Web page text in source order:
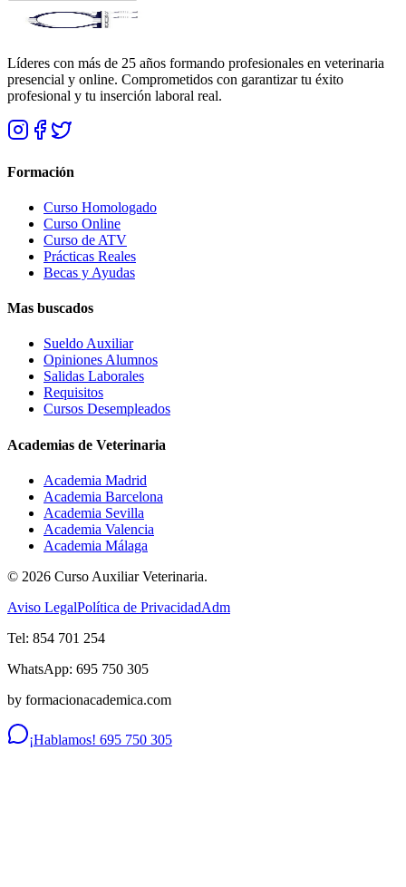
Líderes con más de 25 años formando profesionales en veterinaria
presencial y online. Comprometidos con garantizar tu éxito
profesional y tu inserción laboral real.
Formación
Curso Homologado
Curso Online
Curso de ATV
Prácticas Reales
Becas y Ayudas
Mas buscados
Sueldo Auxiliar
Opiniones Alumnos
Salidas Laborales
Requisitos
Cursos Desempleados
Academias de Veterinaria
Academia Madrid
Academia Barcelona
Academia Sevilla
Academia Valencia
Academia Málaga
© 2026 Curso Auxiliar Veterinaria.
Aviso LegalPolítica de PrivacidadAdm
Tel: 854 701 254
WhatsApp: 695 750 305
by formacionacademica.com
¡Hablamos! 695 750 305